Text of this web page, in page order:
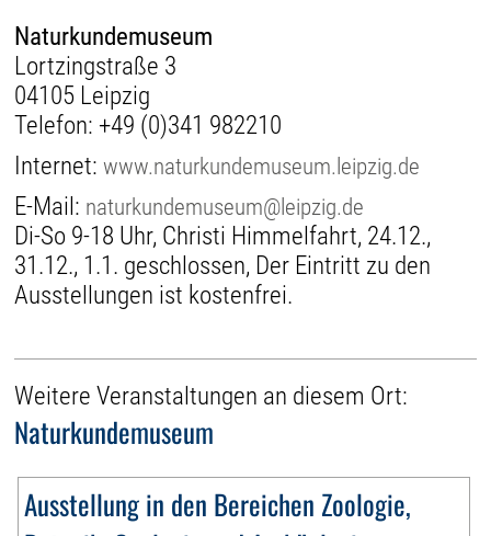
Naturkundemuseum
Lortzingstraße 3
04105 Leipzig
Telefon: +49 (0)341 982210
Internet:www.naturkundemuseum.leipzig.de
E-Mail: naturkundemuseum@leipzig.de
Di-So 9-18 Uhr, Christi Himmelfahrt, 24.12.,
31.12., 1.1. geschlossen, Der Eintritt zu den
Ausstellungen ist kostenfrei.
Weitere Veranstaltungen an diesem Ort:
Naturkundemuseum
Ausstellung in den Bereichen Zoologie,